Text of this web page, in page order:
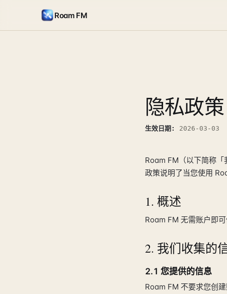
Roam FM
隐私政策
生效日期 : 2026-03-03
Roam FM（以下简称
政策说明了当您使用
1. 概述
Roam FM 无需账户即
2. 我们收集的
2.1 您提供的信息
Roam FM 不要求您创